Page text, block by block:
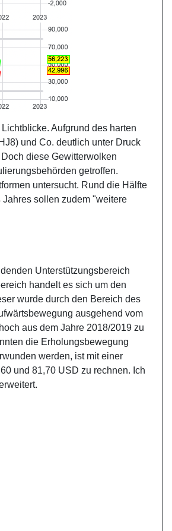
Aufgrund des harten
und Co. deutlich unter Druck
diese Gewitterwolken
getroffen.
untersucht. Rund die Hälfte
sollen zudem "weitere
Unterstützungsbereich
handelt es sich um den
wurde durch den Bereich des
ausgehend vom
aus dem Jahre 2018/2019 zu
die Erholungsbewegung
werden, ist mit einer
und 81,70 USD zu rechnen. Ich